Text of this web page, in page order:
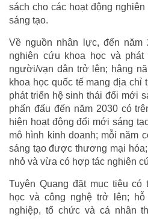
sách cho các hoạt động
sáng tạo.
Về nguồn nhân lực, đến
nghiên cứu khoa học và
người/vạn dân trở lên; hằng
khoa học quốc tế mang địa
phát triển hệ sinh thái đổi mới
phấn đấu đến năm 2030 có
hiện hoạt động đổi mới sáng
mô hình kinh doanh; mỗi năm
sáng tạo được thương mại
nhỏ và vừa có hợp tác nghiên
Tuyên Quang đặt mục tiêu
học và công nghệ trở lên;
nghiệp, tổ chức và cá nhân